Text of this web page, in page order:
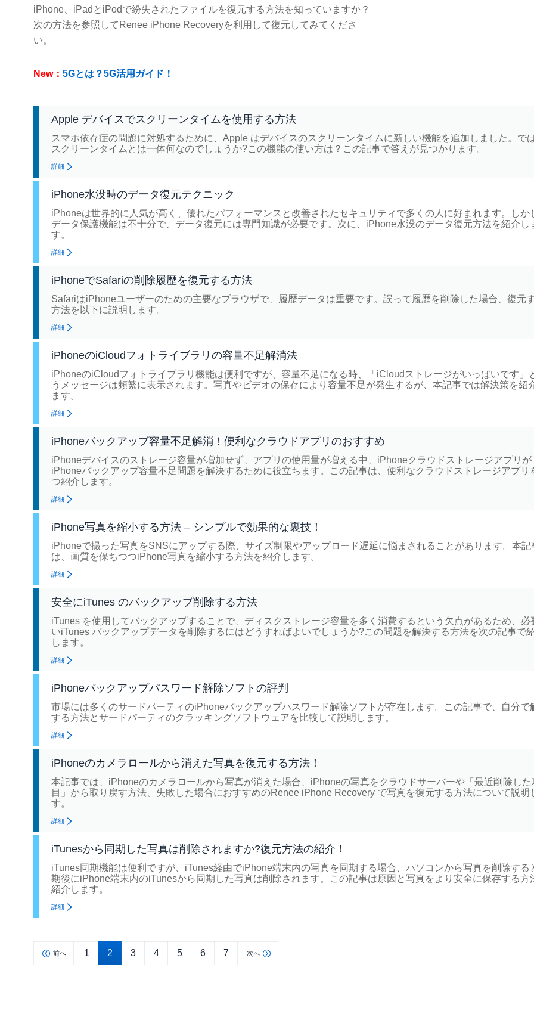
iPhone、iPadとiPodで紛失されたファイルを復元する方法を知っていますか？
次の方法を参照してRenee iPhone Recoveryを利用して復元してみてくださ
い。
New： 5Gとは？5G活用ガイド！
Apple デバイスでスクリーンタイムを使用する方法
スマホ依存症の問題に対処するために、Apple はデバイスのスクリーンタイムに新しい機能を追加しました。では
スクリーンタイムとは一体何なのでしょうか?この機能の使い方は？この記事で答えが見つかります。
詳細
iPhone水没時のデータ復元テクニック
iPhoneは世界的に人気が高く、優れたパフォーマンスと改善されたセキュリティで多くの人に好まれます。しか
データ保護機能は不十分で、データ復元には専門知識が必要です。次に、iPhone水没のデータ復元方法を紹介し
す。
詳細
iPhoneでSafariの削除履歴を復元する方法
SafariはiPhoneユーザーのための主要なブラウザで、履歴データは重要です。誤って履歴を削除した場合、復元
方法を以下に説明します。
詳細
iPhoneのiCloudフォトライブラリの容量不足解消法
iPhoneのiCloudフォトライブラリ機能は便利ですが、容量不足になる時、「iCloudストレージがいっぱいです」
うメッセージは頻繁に表示されます。写真やビデオの保存により容量不足が発生するが、本記事では解決策を紹
ます。
詳細
iPhoneバックアップ容量不足解消！便利なクラウドアプリのおすすめ
iPhoneデバイスのストレージ容量が増加せず、アプリの使用量が増える中、iPhoneクラウドストレージアプリが
iPhoneバックアップ容量不足問題を解決するために役立ちます。この記事は、便利なクラウドストレージアプリ
つ紹介します。
詳細
iPhone写真を縮小する方法 – シンプルで効果的な裏技！
iPhoneで撮った写真をSNSにアップする際、サイズ制限やアップロード遅延に悩まされることがあります。本記
は、画質を保ちつつiPhone写真を縮小する方法を紹介します。
詳細
安全にiTunes のバックアップ削除する方法
iTunes を使用してバックアップすることで、ディスクストレージ容量を多く消費するという欠点があるため、必
いiTunes バックアップデータを削除するにはどうすればよいでしょうか?この問題を解決する方法を次の記事で
します。
詳細
iPhoneバックアップパスワード解除ソフトの評判
市場には多くのサードパーティのiPhoneバックアップパスワード解除ソフトが存在します。この記事で、自分で
する方法とサードパーティのクラッキングソフトウェアを比較して説明します。
詳細
iPhoneのカメラロールから消えた写真を復元する方法！
本記事では、iPhoneのカメラロールから写真が消えた場合、iPhoneの写真をクラウドサーバーや「最近削除した
目」から取り戻す方法、失敗した場合におすすめのRenee iPhone Recovery で写真を復元する方法について説明
す。
詳細
iTunesから同期した写真は削除されますか?復元方法の紹介！
iTunes同期機能は便利ですが、iTunes経由でiPhone端末内の写真を同期する場合、パソコンから写真を削除する
期後にiPhone端末内のiTunesから同期した写真は削除されます。この記事は原因と写真をより安全に保存する方
紹介します。
詳細
前へ 1 2 3 4 5 6 7 次へ